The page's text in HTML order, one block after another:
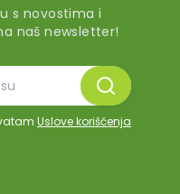
s novostima i
naš newsletter!
Uslove korišćenja